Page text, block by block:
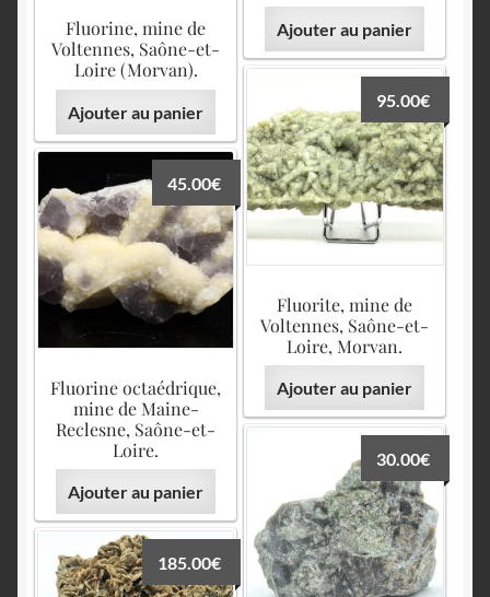
Ajouter au panier
Fluorine, mine de
Voltennes, Saône-et-
Loire (Morvan).
Ajouter au panier
Fluorite, mine de
Voltennes, Saône-et-
Loire, Morvan.
95.00€
Ajouter au panier
Fluorine octaédrique,
mine de Maine-
Reclesne, Saône-et-
Loire.
45.00€
Ajouter au panier
30.00€
185.00€